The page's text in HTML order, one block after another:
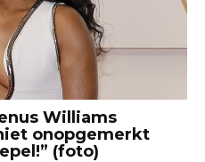
Williams
onopgemerkt
(foto)